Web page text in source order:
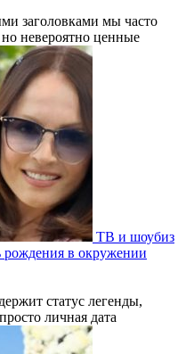
заголовками мы часто
невероятно ценные
ТВ и шоубиз
рождения в окружении
статус легенды,
личная дата